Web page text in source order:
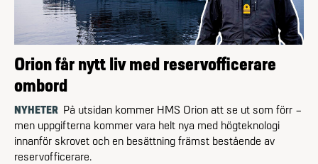
Orion får nytt liv med reservofficerare
ombord
NYHETER På utsidan kommer HMS Orion att se ut som förr –
men uppgifterna kommer vara helt nya med högteknologi
innanför skrovet och en besättning främst bestående av
reserv­officerare.